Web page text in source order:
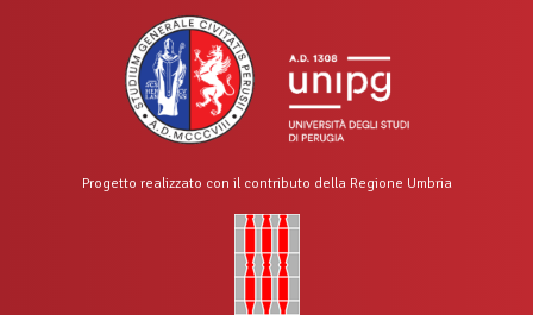
Progetto realizzato con il contributo della Regione Umbria